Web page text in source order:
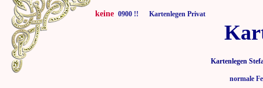
keine 0900 !! Kartenlegen Privat
Kartenlegen
normale